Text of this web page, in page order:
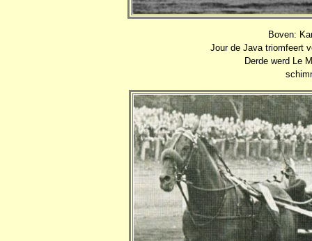
Boven:
Jour de Java triomfeert
Derde werd Le